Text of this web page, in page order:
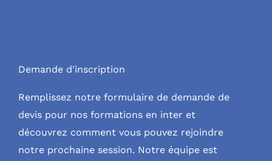
Demande d'inscription
Remplissez notre formulaire de demande de
devis pour nos formations en inter et
découvrez comment vous pouvez rejoindre
notre prochaine session. Notre équipe est